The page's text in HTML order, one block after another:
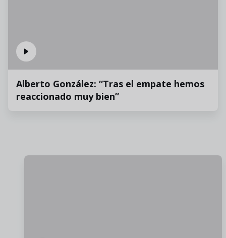
Alberto González: “Tras el empate hemos
reaccionado muy bien”